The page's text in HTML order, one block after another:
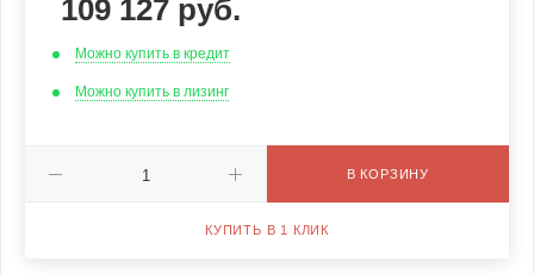
109 127 руб.
Можно купить в кредит
Можно купить в лизинг
В КОРЗИНУ
КУПИТЬ В 1 КЛИК